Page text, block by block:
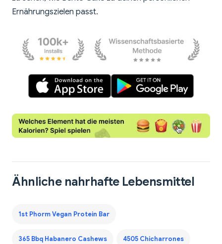
Ernährungszielen passt.
Ähnliche nahrhafte Lebensmittel
1st Phorm Vegan Protein Bar
365 Bbq Habanero Cashews 4505 Chicharrones